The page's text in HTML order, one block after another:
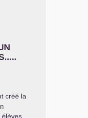
.....
créé la
élèves